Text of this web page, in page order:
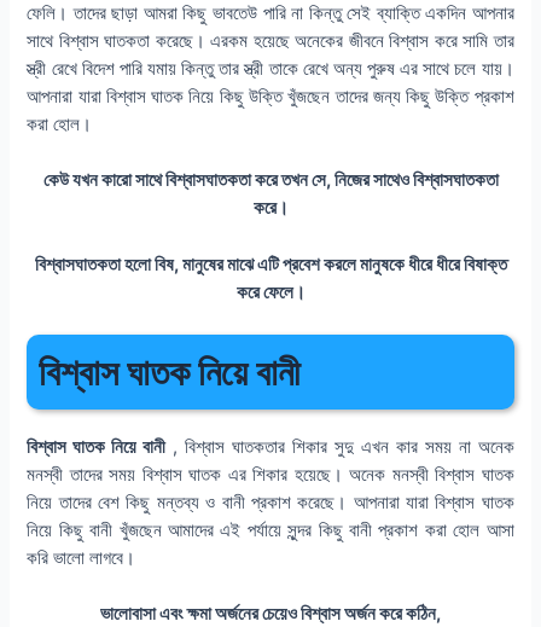
ফেলি। তাদের ছাড়া আমরা কিছু ভাবতেউ পারি না কিন্তু সেই ব্যাক্তি একদিন আপনার
সাথে বিশ্বাস ঘাতকতা করেছে। এরকম হয়েছে অনেকের জীবনে বিশ্বাস করে সামি তার
স্ত্রী রেখে বিদেশ পারি যমায় কিন্তু তার স্ত্রী তাকে রেখে অন্য পুরুষ এর সাথে চলে যায়।
আপনারা যারা বিশ্বাস ঘাতক নিয়ে কিছু উক্তি খুঁজছেন তাদের জন্য কিছু উক্তি প্রকাশ
করা হোল।
কেউ যখন কারো সাথে বিশ্বাসঘাতকতা করে তখন সে, নিজের সাথেও বিশ্বাসঘাতকতা
করে।
বিশ্বাসঘাতকতা হলো বিষ, মানুষের মাঝে এটি প্রবেশ করলে মানুষকে ধীরে ধীরে বিষাক্ত
করে ফেলে।
বিশ্বাস ঘাতক নিয়ে বানী
বিশ্বাস ঘাতক নিয়ে বানী, বিশ্বাস ঘাতকতার শিকার সুদু এখন কার সময় না অনেক
মনস্বী তাদের সময় বিশ্বাস ঘাতক এর শিকার হয়েছে। অনেক মনস্বী বিশ্বাস ঘাতক
নিয়ে তাদের বেশ কিছু মন্তব্য ও বানী প্রকাশ করেছে। আপনারা যারা বিশ্বাস ঘাতক
নিয়ে কিছু বানী খুঁজছেন আমাদের এই পর্যায়ে সুন্দর কিছু বানী প্রকাশ করা হোল আসা
করি ভালো লাগবে।
ভালোবাসা এবং ক্ষমা অর্জনের চেয়েও বিশ্বাস অর্জন করে কঠিন,